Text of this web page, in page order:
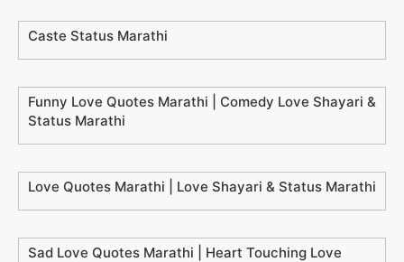
Caste Status Marathi
Funny Love Quotes Marathi | Comedy Love Shayari &
Status Marathi
Love Quotes Marathi | Love Shayari & Status Marathi
Sad Love Quotes Marathi | Heart Touching Love